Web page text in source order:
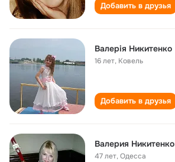
Добавить в друзья
Валерія Никитенко
16 лет, Ковель
Добавить в друзья
Валерия Никитенко
47 лет,Одесса